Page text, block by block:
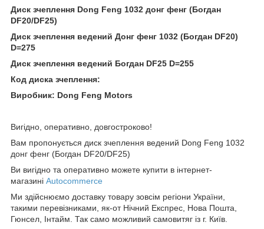
Диск зчеплення Dong Feng 1032 донг фенг (Богдан
DF20/DF25)
Диск зчеплення ведений Донг фенг 1032 (Богдан DF20)
D=275
Диск зчеплення ведений Богдан DF25 D=255
Код диска зчеплення:
Виробник: Dong Feng Motors
Вигідно, оперативно, довгостроково!
Вам пропонується диск зчеплення ведений Dong Feng 1032
донг фенг (Богдан DF20/DF25)
Ви вигідно та оперативно можете купити в інтернет-
магазині Autocommerce
Ми здійснюємо доставку товару зовсім регіони України,
такими перевізниками, як-от Нічний Експрес, Нова Пошта,
Гюнсел, Інтайм. Так само можливий самовитяг із г. Київ.